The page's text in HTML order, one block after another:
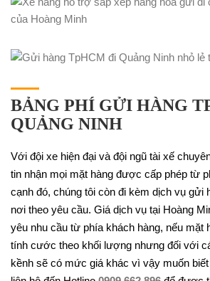
BẢNG PHÍ GỬI HÀNG
QUẢNG NINH
Với đội xe hiện đại và đội ngũ tài xế
tin nhận mọi mặt hàng được cấp phép từ
cạnh đó, chúng tôi còn đi kèm dịch vụ gửi
nơi theo yêu cầu. Giá dịch vụ tại Hoàng
yêu nhu cầu từ phía khách hàng, nếu mặt
tính cước theo khối lượng nhưng đối với
kềnh sẽ có mức giá khác vì vậy muốn